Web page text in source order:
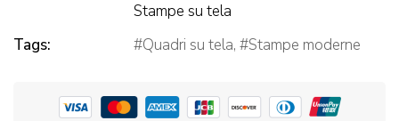
Stampe su tela
Tags:
Quadri su tela, Stampe moderne